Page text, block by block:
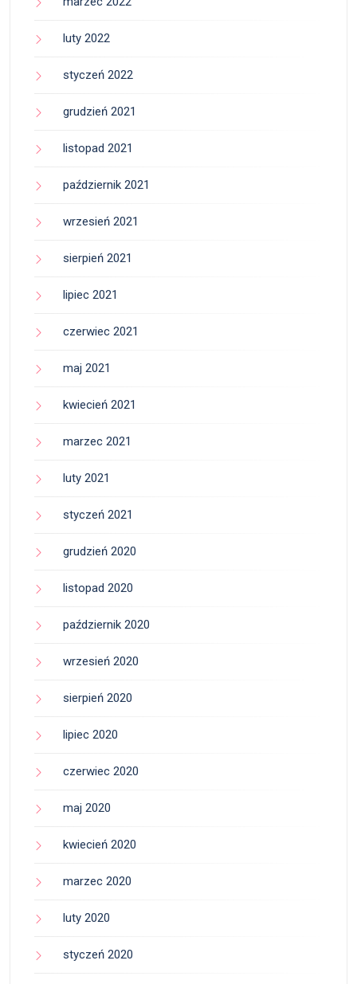
luty 2022
styczeń 2022
grudzień 2021
listopad 2021
październik 2021
wrzesień 2021
sierpień 2021
lipiec 2021
czerwiec 2021
maj 2021
kwiecień 2021
marzec 2021
luty 2021
styczeń 2021
grudzień 2020
listopad 2020
październik 2020
wrzesień 2020
sierpień 2020
lipiec 2020
czerwiec 2020
maj 2020
kwiecień 2020
marzec 2020
luty 2020
styczeń 2020